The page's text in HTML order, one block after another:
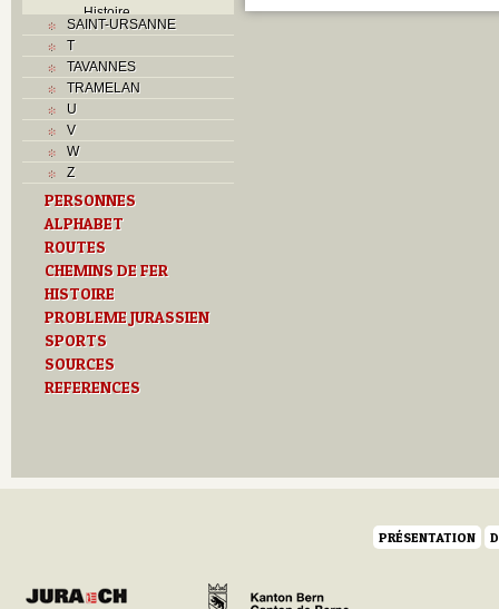
Histoire
I
J
K
P
Problème jurassien
Q
R
S
T
Textes
U
Z
SAINT-URSANNE
T
TAVANNES
TRAMELAN
U
V
W
Z
PERSONNES
ALPHABET
ROUTES
CHEMINS DE FER
HISTOIRE
PROBLEME JURASSIEN
SPORTS
SOURCES
REFERENCES
PRÉSENTATION